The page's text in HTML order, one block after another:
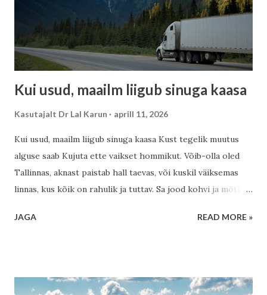
me läheme. Eesti rahu ja sisemine vaikus Eestlane on oma
loomult vaikne vaatleja. Metsad, rabad ja meri on õpetanud
sind kuulama vaikust. Ja selles vaikuses on peidus suur
jõud....
Kui usud, maailm liigub sinuga kaasa
Kasutajalt Dr Lal Karun aprill 11, 2026
Kui usud, maailm liigub sinuga kaasa Kust tegelik muutus
alguse saab Kujuta ette vaikset hommikut. Võib-olla oled
Tallinnas, aknast paistab hall taevas, või kuskil väiksemas
linnas, kus kõik on rahulik ja tuttav. Sa jood kohvi ja mõtled:
võimalik?” See küsimus ei ole nõrkus. See on algus. Aga
ei ole luule. See on praktiline mehhanism. Sinu mõistus ei
JAGA READ MORE »